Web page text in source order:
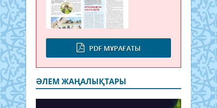
PDF МҰРАҒАТЫ
ӘЛЕМ ЖАҢАЛЫҚТАРЫ